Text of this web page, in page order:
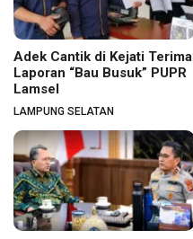
Adek Cantik di Kejati Terima
Laporan “Bau Busuk” PUPR
Lamsel
LAMPUNG SELATAN